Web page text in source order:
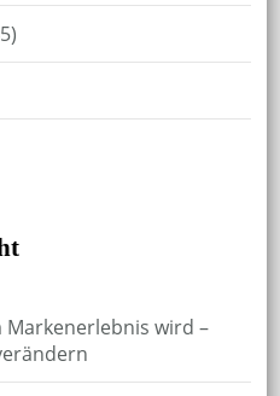
Markenerlebnis wird –